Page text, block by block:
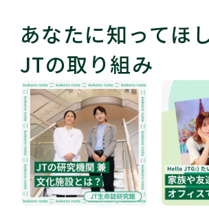
あなたに知ってほ
JTの取り組み